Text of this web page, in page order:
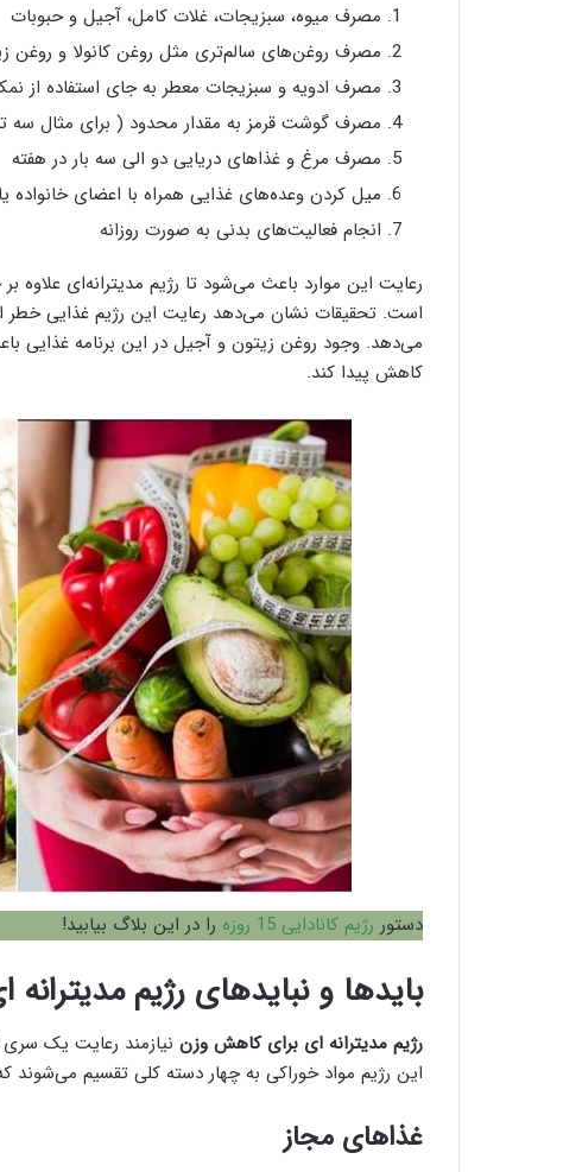
مصرف میوه، سبزیجات، غلات کامل، آجیل و حبوبات
مصرف روغن‌های سالم‌تری مثل روغن کانولا و روغن
مصرف ادویه و سبزیجات معطر به جای استفاده از
مصرف گوشت قرمز به مقدار محدود ( برای مثال سه
مصرف مرغ و غذاهای دریایی دو الی سه بار در هفته
میل کردن وعده‌های غذایی همراه با اعضای خانواده
انجام فعالیت‌های بدنی به صورت روزانه
رعایت این موارد باعث می‌شود تا رژیم مدیترانه‌ای علاوه
است. تحقیقات نشان می‌دهد رعایت این رژیم غذایی خطر
می‌دهد. وجود روغن زیتون و آجیل در این برنامه غذایی
کاهش پیدا کند.
دستور رژیم کانادایی 15 روزه را در این بلاگ بیابید!
باید‌ها و نباید‌های رژیم مدیترانه‌
رژیم مدیترانه ای برای کاهش وزن نیازمند رعایت یک
این رژیم مواد خوراکی به چهار دسته کلی تقسیم می‌شوند که
غذاهای مجاز